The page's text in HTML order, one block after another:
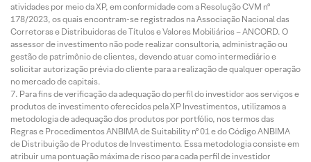
atividades por meio da XP, em conformidade com a Resolução CVM nº
178/2023, os quais encontram-se registrados na Associação Nacional das
Corretoras e Distribuidoras de Títulos e Valores Mobiliários – ANCORD. O
assessor de investimento não pode realizar consultoria, administração ou
gestão de patrimônio de clientes, devendo atuar como intermediário e
solicitar autorização prévia do cliente para a realização de qualquer operação
no mercado de capitais.
Para fins de verificação da adequação do perfil do investidor aos serviços e
produtos de investimento oferecidos pela XP Investimentos, utilizamos a
metodologia de adequação dos produtos por portfólio, nos termos das
Regras e Procedimentos ANBIMA de Suitability nº 01 e do Código ANBIMA
de Distribuição de Produtos de Investimento. Essa metodologia consiste em
atribuir uma pontuação máxima de risco para cada perfil de investidor